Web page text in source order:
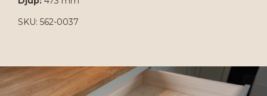
SKU: 562-0037